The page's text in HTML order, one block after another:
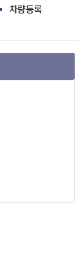
차량등록